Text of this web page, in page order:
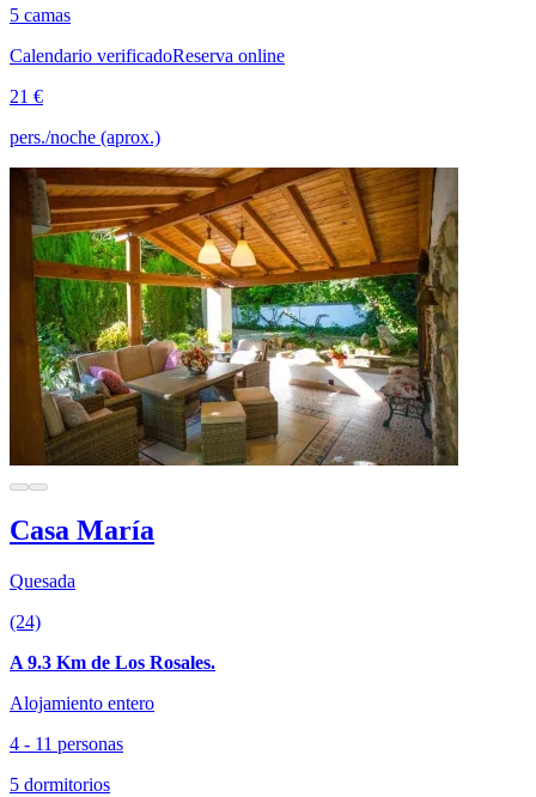
5 camas
Calendario verificadoReserva online
21 €
pers./noche (aprox.)
Casa María
Quesada
(24)
A 9.3 Km de Los Rosales.
Alojamiento entero
4 - 11 personas
5 dormitorios